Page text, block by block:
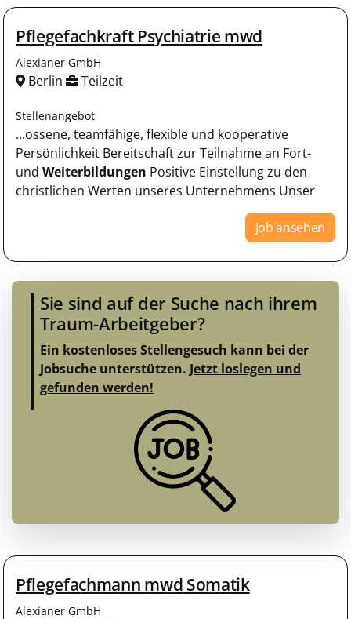
Pflegefachkraft Psychiatrie mwd
Alexianer GmbH
Berlin Teilzeit
Stellenangebot
...ossene, teamfähige, flexible und kooperative
Persönlichkeit Bereitschaft zur Teilnahme an Fort-
und Weiterbildungen Positive Einstellung zu den
christlichen Werten unseres Unternehmens Unser
Job ansehen
Sie sind auf der Suche nach ihrem
Traum-Arbeitgeber?
Ein kostenloses Stellengesuch kann bei der
Jobsuche unterstützen. Jetzt loslegen und
gefunden werden!
Pflegefachmann mwd Somatik
Alexianer GmbH